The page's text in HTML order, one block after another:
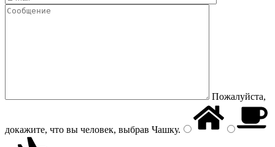
Пожалуйста,
докажите, что вы человек, выбрав Чашку.